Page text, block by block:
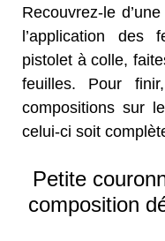
Recouvrez-le
l’application des
pistolet à colle,
feuilles. Pour
compositions sur
celui-ci soit
Petite
composition